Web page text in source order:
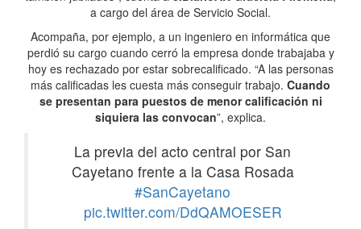
a cargo del área de Servicio Social.
Acompaña, por ejemplo, a un ingeniero en informática que
perdió su cargo cuando cerró la empresa donde trabajaba y
hoy es rechazado por estar sobrecalificado. “A las personas
más calificadas les cuesta más conseguir trabajo. Cuando
se presentan para puestos de menor calificación ni
siquiera las convocan”, explica.
La previa del acto central por San
Cayetano frente a la Casa Rosada
#SanCayetano
pic.twitter.com/DdQAMOESER